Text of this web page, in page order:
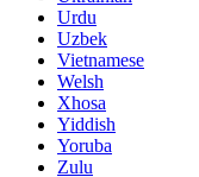
Urdu
Uzbek
Vietnamese
Welsh
Xhosa
Yiddish
Yoruba
Zulu